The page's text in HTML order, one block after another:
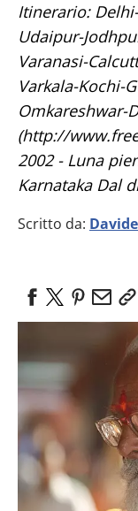
Itinerario: Delhi-Agra-Jaipur-Bundi-Pushkar-
Udaipur-
Varanasi-
Varkala-Kochi-
Omkareshwar-
(http://
2002 - Luna
Karnataka Dal
Scritto da: